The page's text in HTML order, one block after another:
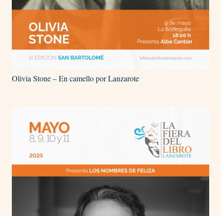
Olivia Stone – En camello por Lanzarote